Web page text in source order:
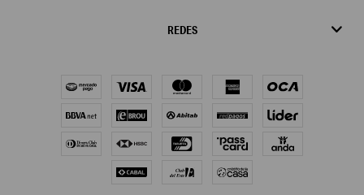
REDES